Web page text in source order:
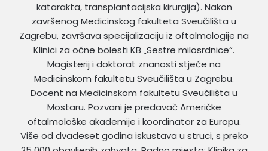
katarakta, transplantacijska kirurgija). Nakon
završenog Medicinskog fakulteta Sveučilišta u
Zagrebu, završava specijalizaciju iz oftalmologije na
Klinici za očne bolesti KB „Sestre milosrdnice“.
Magisterij i doktorat znanosti stječe na
Medicinskom fakultetu Sveučilišta u Zagrebu.
Docent na Medicinskom fakultetu Sveučilišta u
Mostaru. Pozvani je predavač Američke
oftalmološke akademije i koordinator za Europu.
Više od dvadeset godina iskustava u struci, s preko